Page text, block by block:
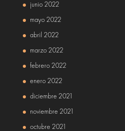
junio 2022
mayo 2022
abril 2022
marzo 2022
febrero 2022
enero 2022
diciembre 2021
noviembre 2021
octubre 2021